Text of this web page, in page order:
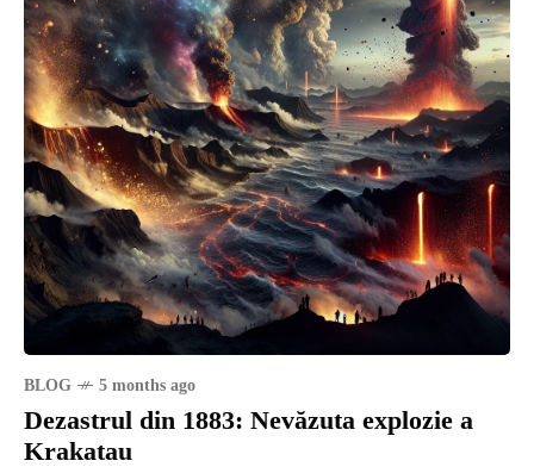
BLOG 5 months ago
Dezastrul din 1883: Nevăzuta explozie a
Krakatau